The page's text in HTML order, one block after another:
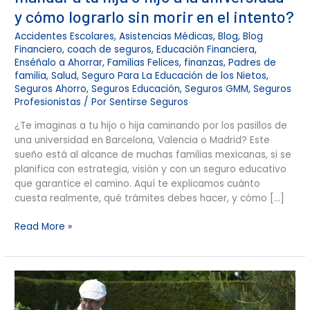
y cómo lograrlo sin morir en el intento?
Accidentes Escolares,Asistencias Médicas,Blog,Blog
Financiero,coach de seguros,Educación Financiera,
Enséñalo a Ahorrar,Familias Felices, finanzas,Padres de
familia,Salud,Seguro Para La Educación de los Nietos,
Seguros Ahorro,Seguros Educación,Seguros GMM,Seguros
Profesionistas / PorSentirse Seguros
¿Te imaginas a tu hijo o hija caminando por los pasillos de
una universidad en Barcelona, Valencia o Madrid? Este
sueño está al alcance de muchas familias mexicanas, si se
planifica con estrategia, visión y con un seguro educativo
que garantice el camino. Aquí te explicamos cuánto
cuesta realmente, qué trámites debes hacer, y cómo […]
Read More »
Regala
Legado